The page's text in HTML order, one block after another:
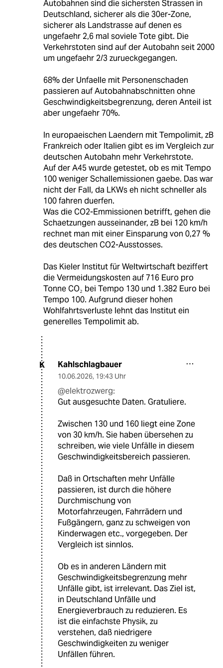
Autobahnen sind die sichersten Strassen in
Deutschland, sicherer als die 30er-Zone,
sicherer als Landstrasse auf denen es
ungefaehr 2,6 mal soviele Tote gibt. Die
Verkehrstoten sind auf der Autobahn seit 2000
um ungefaehr 2/3 zurueckgegangen.
68% der Unfaelle mit Personenschaden
passieren auf Autobahnabschnitten ohne
Geschwindigkeitsbegrenzung, deren Anteil ist
aber ungefaehr 70%.
In europaeischen Laendern mit Tempolimit, zB
Frankreich oder Italien gibt es im Vergleich zur
deutschen Autobahn mehr Verkehrstote.
Auf der A45 wurde getestet, ob es mit Tempo
100 weniger Schallemissionen gaebe. Das war
nicht der Fall, da LKWs eh nicht schneller als
100 fahren duerfen.
Was die CO2-Emmissionen betrifft, gehen die
Schaetzungen ausseinander, zB bei 120 km/h
rechnet man mit einer Einsparung von 0,27 %
des deutschen CO2-Ausstosses.
Das Kieler Institut für Weltwirtschaft beziffert
die Vermeidungskosten auf 716 Euro pro
Tonne CO₂ bei Tempo 130 und 1.382 Euro bei
Tempo 100. Aufgrund dieser hohen
Wohlfahrtsverluste lehnt das Institut ein
generelles Tempolimit ab.
K Kahlschlagbauer
10.06.2026, 19:43 Uhr
@elektrozwerg:
Gut ausgesuchte Daten. Gratuliere.
Zwischen 130 und 160 liegt eine Zone
von 30 km/h. Sie haben übersehen zu
schreiben, wie viele Unfälle in diesem
Geschwindigkeitsbereich passieren.
Daß in Ortschaften mehr Unfälle
passieren, ist durch die höhere
Durchmischung von
Motorfahrzeugen, Fahrrädern und
Fußgängern, ganz zu schweigen von
Kinderwagen etc., vorgegeben. Der
Vergleich ist sinnlos.
Ob es in anderen Ländern mit
Geschwindigkeitsbegrenzung mehr
Unfälle gibt, ist irrelevant. Das Ziel ist,
in Deutschland Unfälle und
Energieverbrauch zu reduzieren. Es
ist die einfachste Physik, zu
verstehen, daß niedrigere
Geschwindigkeiten zu weniger
Unfällen führen.